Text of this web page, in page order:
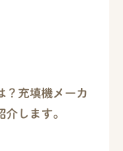
？充填機メーカ
します。